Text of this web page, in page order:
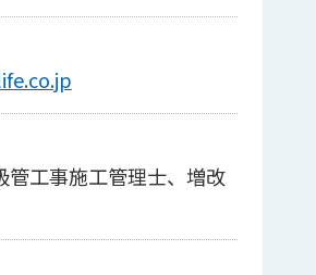
管工事施工管理士、増改